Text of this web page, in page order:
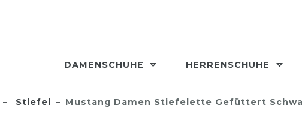
DAMENSCHUHE HERRENSCHUHE
Stiefel Mustang Damen Stiefelette Gefüttert